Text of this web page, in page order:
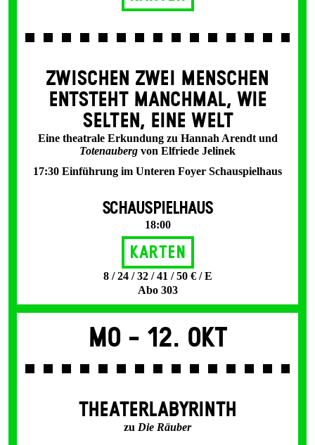
ZWISCHEN ZWEI MENSCHEN
ENT­STEHT MANCH­MAL, WIE
SELTEN, EINE WELT
Eine theatrale Erkundung zu Hannah Arendt und
Totenauberg von Elfriede Jelinek
17:30 Einführung im Unteren Foyer Schauspielhaus
SCHAUSPIELHAUS
18:00
Karten
8 / 24 / 32 / 41 / 50 € / E
Abo 303
Mo - 12. Okt
THEATERLABYRINTH
zu Die Räuber